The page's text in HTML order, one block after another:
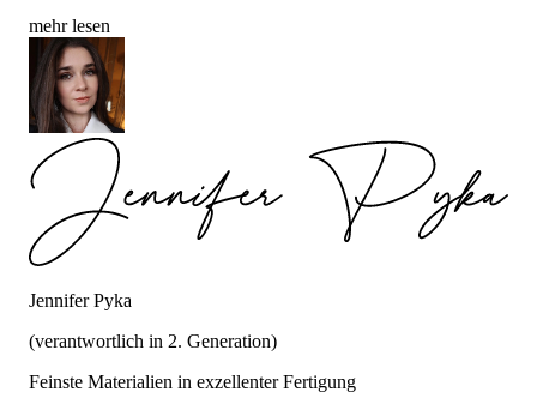
mehr lesen
Jennifer Pyka
(verantwortlich in 2. Generation)
Feinste Materialien in exzellenter Fertigung